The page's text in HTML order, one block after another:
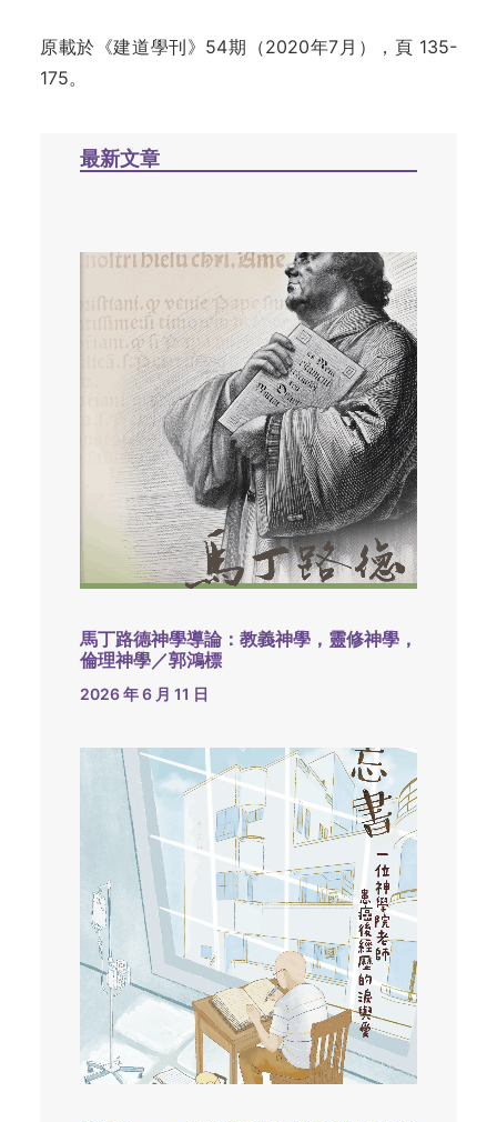
原載於《建道學刊》54期（2020年7月），頁 135-
175。
最新文章
馬丁路德神學導論：教義神學，靈修神學，
倫理神學／郭鴻標
2026 年 6 月 11 日